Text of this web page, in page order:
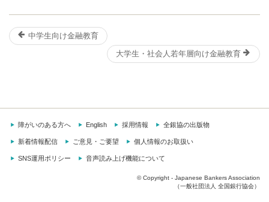
中学生向け金融教育
大学生・社会人若年層向け金融教育
障がいのある方へ English 採用情報 全銀協の出版物
新着情報配信 ご意見・ご要望 個人情報のお取扱い
SNS運用ポリシー 音声読み上げ機能について
© Copyright - Japanese Bankers Association
（一般社団法人 全国銀行協会）